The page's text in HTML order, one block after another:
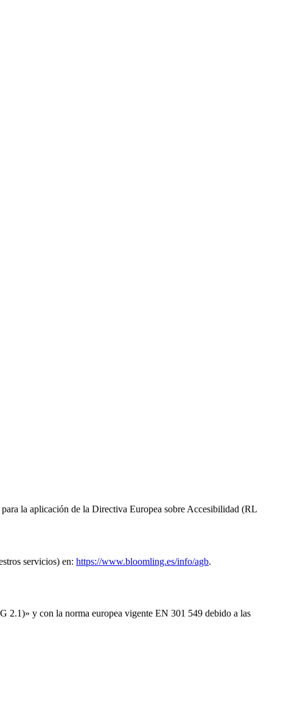
la aplicación de la Directiva Europea sobre Accesibilidad (RL
servicios) en: https://www.bloomling.es/info/agb.
2.1)» y con la norma europea vigente EN 301 549 debido a las